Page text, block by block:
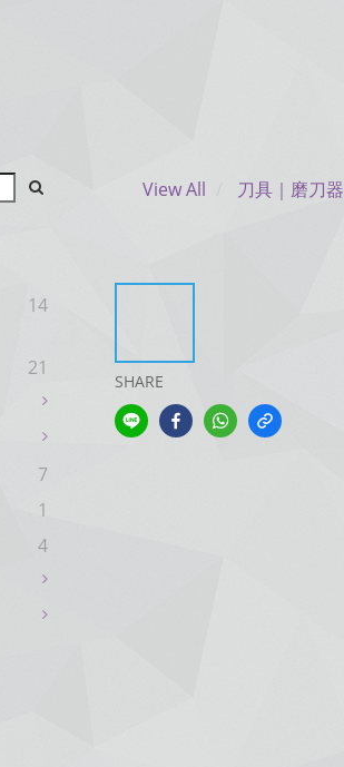
14
21
7
1
4
View All 刀具｜磨刀器
SHARE